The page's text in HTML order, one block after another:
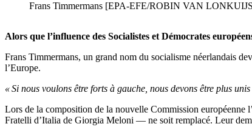
Frans Timmermans [EPA-EFE/ROBIN VAN
Alors que l’influence des Socialistes et Démocrates
Frans Timmermans, un grand nom du socialisme néerlandais
l’Europe.
« Si nous voulons être forts à gauche, nous devons être plus
Lors de la composition de la nouvelle Commission
Fratelli d’Italia de Giorgia Meloni — ne soit remplacé. Leur